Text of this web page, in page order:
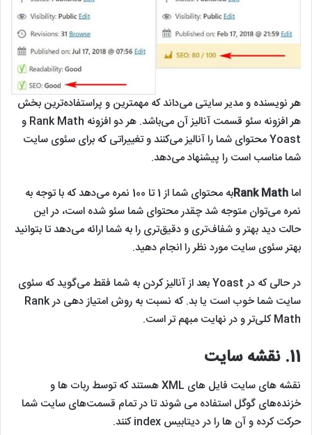
هر نویسنده و مدیر سایتی می‌داند که مهمترین و پراستفاده‌ترین بخش
هر افزونه سئو قسمت آنالیز آن می‌باشد. هر دو افزونه Rank Math و
Yoast محتوای شما را آنالیز می‌کنند و تغییراتی که برای سئوی سایت
شما مناسب است را پیشنهاد می‌دهد.
اما Rank Math
به محتوای شما از 1 تا 100 نمره می‌دهد که با توجه به
نمره می‌توان متوجه شد چقدر محتوای شما سئو شده است، در این
حالت دید بهتر و شفاف‌تری و دقیق‌تری را به شما ارائه می‌دهد تا بتوانید
بهتر سئوی سایت مورد نظر را انجام دهید.
در حالی که در Yoast بعد از آنالیز کردن به شما فقط می‌گوید که سئوی
سایت شما خوب است یا بد. که نسبت به روش امتیاز دهی در Rank
Math کلی‌تر و در نهایت مبهم تر است.
11. نقشه سایت
نقشه های سایت فایل های XML هستند که توسط ربات ها و
خزنده‌های گوگل استفاده می شوند تا در تمام قسمت‌های سایت شما
حرکت کرده و آن ها را در دیتابیس index کنند.